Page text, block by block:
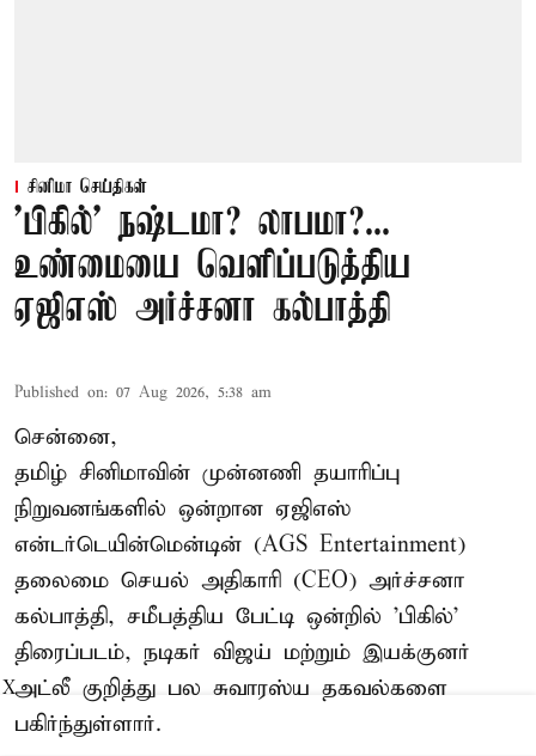
சினிமா செய்திகள்
'பிகில்' நஷ்டமா? லாபமா?...
உண்மையை வெளிப்படுத்திய
ஏஜிஎஸ் அர்ச்சனா கல்பாத்தி
Published on: 07 Aug 2026, 5:38 am
சென்னை,
தமிழ் சினிமாவின் முன்னணி தயாரிப்பு
நிறுவனங்களில் ஒன்றான ஏஜிஎஸ்
என்டர்டெயின்மென்டின் (AGS Entertainment)
தலைமை செயல் அதிகாரி (CEO) அர்ச்சனா
கல்பாத்தி, சமீபத்திய பேட்டி ஒன்றில் 'பிகில்'
திரைப்படம், நடிகர் விஜய் மற்றும் இயக்குனர்
அட்லீ குறித்து பல சுவாரஸ்ய தகவல்களை
பகிர்ந்துள்ளார்.
X